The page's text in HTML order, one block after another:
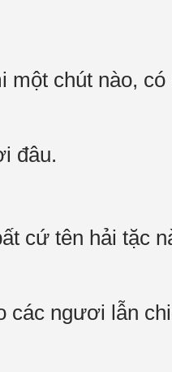
một chút nào,
đâu.
cứ tên hải tặc
các ngươi lẫn